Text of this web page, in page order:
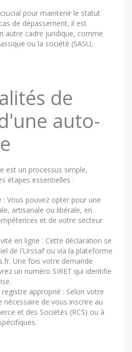
pour maintenir le statut
de dépassement, il est
autre cadre juridique, comme
ou la société (SASU,
de
auto-
est un processus simple,
étapes essentielles :
: Vous pouvez opter pour une
artisanale ou libérale, en
et de votre secteur
en ligne : Cette déclaration se
de l'Urssaf ou via la plateforme
Une fois votre demande
un numéro SIRET qui identifie
approprié : Selon votre
nécessaire de vous inscrire au
et des Sociétés (RCS) ou à